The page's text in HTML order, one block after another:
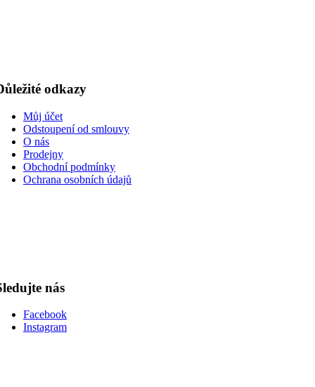
odkazy
Můj účet
Odstoupení od smlouvy
O nás
Prodejny
Obchodní podmínky
Ochrana osobních údajů
nás
Facebook
Instagram